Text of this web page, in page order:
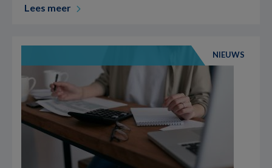
Lees meer
NIEUWS